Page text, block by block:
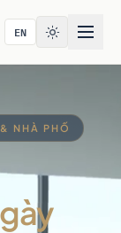
EN
NHÀ PHỐ